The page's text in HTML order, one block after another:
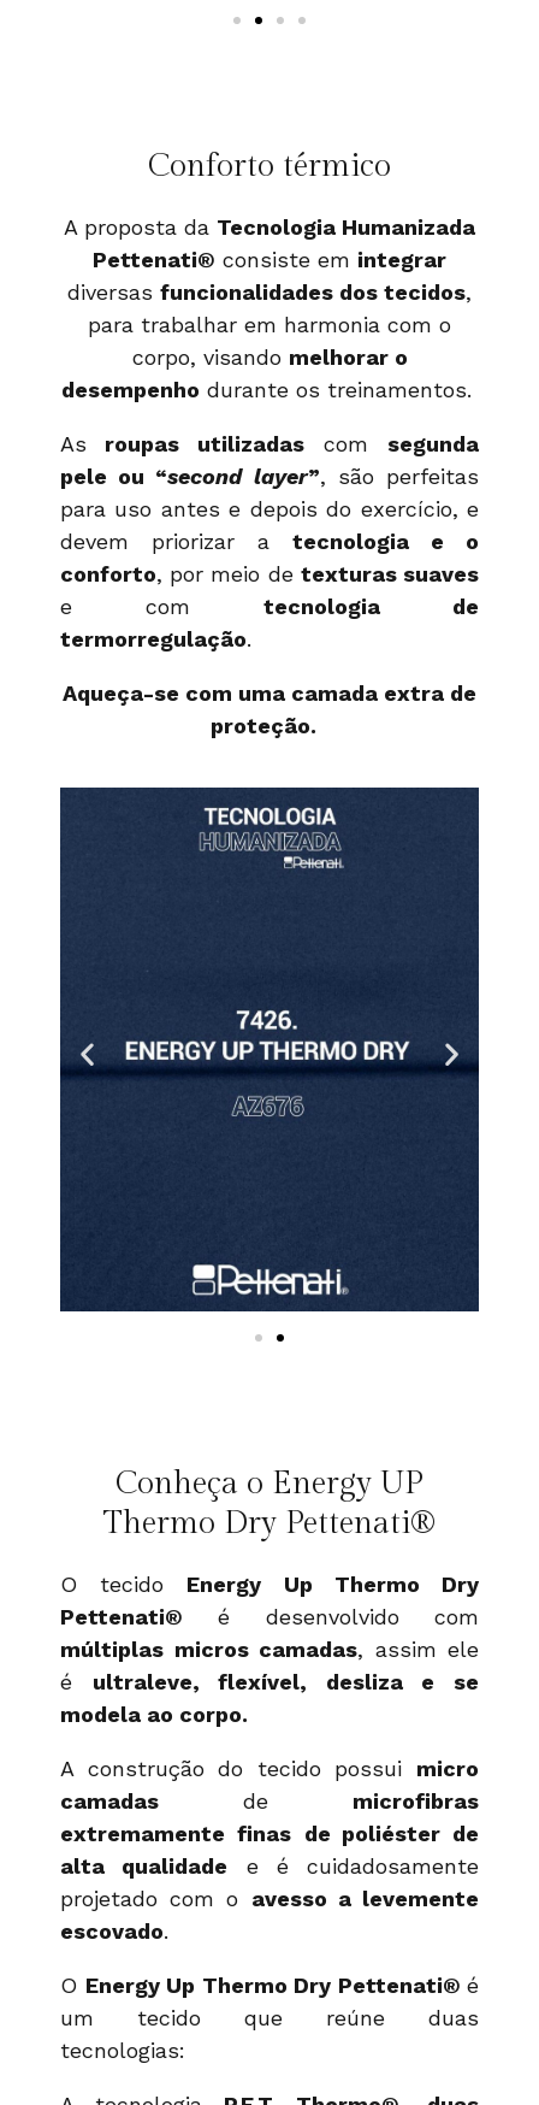
Conforto térmico
A proposta da Tecnologia Humanizada
Pettenati®️ consiste em integrar
diversas funcionalidades dos tecidos,
para trabalhar em harmonia com o
corpo, visando melhorar o
desempenho durante os treinamentos.
As roupas utilizadas com segunda
pele ou “second layer”, são perfeitas
para uso antes e depois do exercício, e
devem priorizar a tecnologia e o
conforto, por meio de texturas suaves
e com tecnologia de
termorregulação.
Aqueça-se com uma camada extra de
proteção.
Conheça o Energy UP
Thermo Dry Pettenati®
O tecido Energy Up Thermo Dry
Pettenati® é desenvolvido com
múltiplas micros camadas, assim ele
é ultraleve, flexível, desliza e se
modela ao corpo.
A construção do tecido possui micro
camadas de microfibras
extremamente finas de poliéster de
alta qualidade e é cuidadosamente
projetado com o avesso a levemente
escovado.
O Energy Up Thermo Dry Pettenati® é
um tecido que reúne duas
tecnologias: